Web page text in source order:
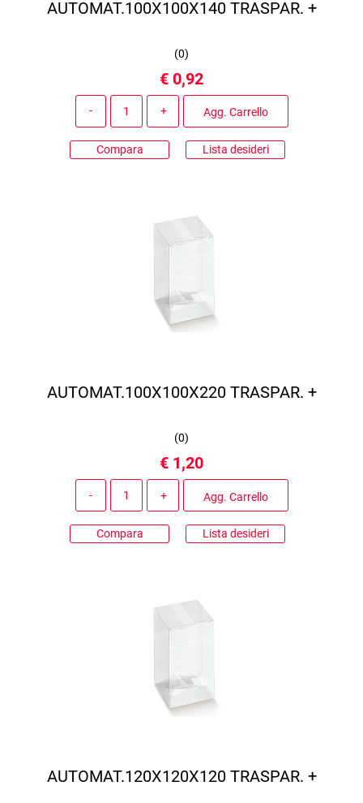
AUTOMAT.100X100X140 TRASPAR. +
(0)
€ 0,92
Agg. Carrello
Compara Lista desideri
AUTOMAT.100X100X220 TRASPAR. +
(0)
€ 1,20
Agg. Carrello
Compara Lista desideri
AUTOMAT.120X120X120 TRASPAR. +